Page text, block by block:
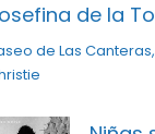
de la
de Las